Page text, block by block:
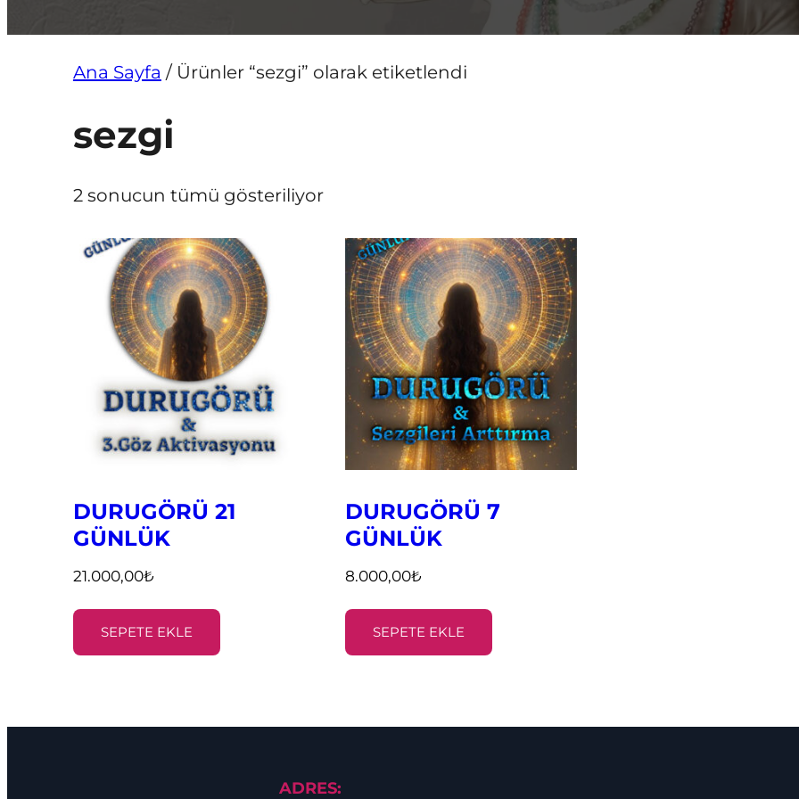
Ana Sayfa / Ürünler “sezgi” olarak etiketlendi
sezgi
2 sonucun tümü gösteriliyor
DURUGÖRÜ 21
GÜNLÜK
21.000,00₺
SEPETE EKLE
DURUGÖRÜ 7
GÜNLÜK
8.000,00₺
SEPETE EKLE
ADRES: